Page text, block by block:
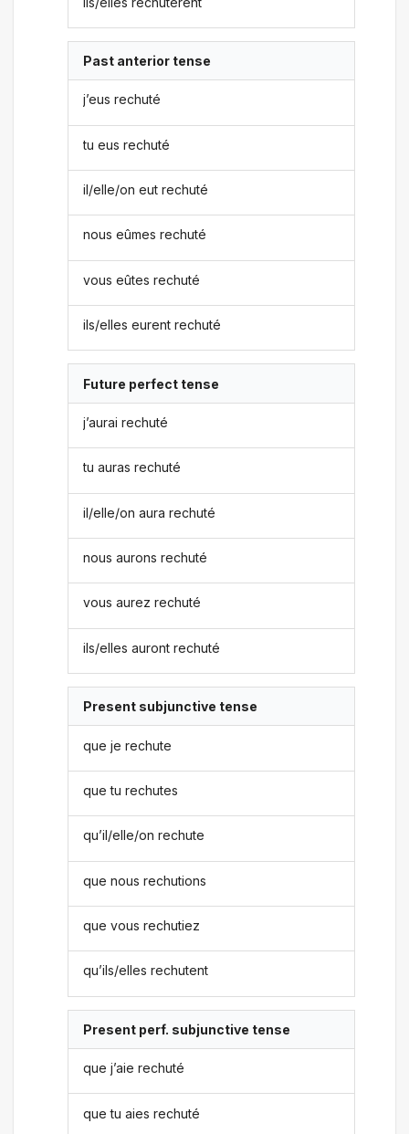
Past anterior tense
j’eus rechuté
tu eus rechuté
il/elle/on eut rechuté
nous eûmes rechuté
vous eûtes rechuté
ils/elles eurent rechuté
Future perfect tense
j’aurai rechuté
tu auras rechuté
il/elle/on aura rechuté
nous aurons rechuté
vous aurez rechuté
ils/elles auront rechuté
Present subjunctive tense
que je rechute
que tu rechutes
qu’il/elle/on rechute
que nous rechutions
que vous rechutiez
qu’ils/elles rechutent
Present perf. subjunctive tense
que j’aie rechuté
que tu aies rechuté